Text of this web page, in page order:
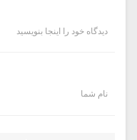
دیدگاه خود را اینجا بنویسید
نام شما